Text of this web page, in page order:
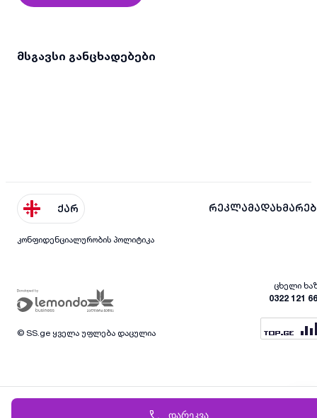
დარეკვა
მსგავსი განცხადებები
ქარ რეკლამა
კონფიდენციალურობის პოლიტიკა
ცხელი
0322 121
© SS.ge ყველა უფლება დაცულია